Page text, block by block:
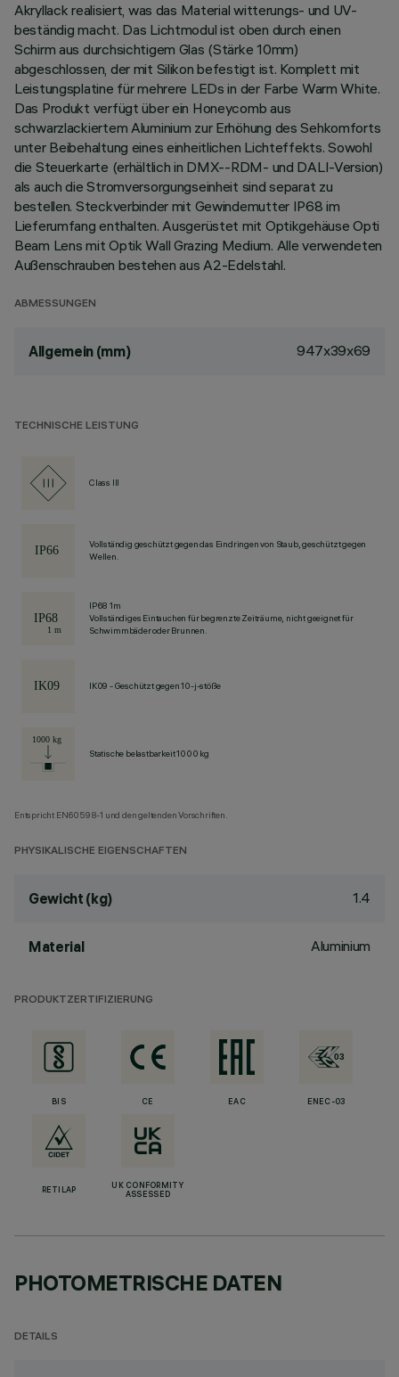
Akryllack realisiert, was das Material witterungs- und UV-
beständig macht. Das Lichtmodul ist oben durch einen
Schirm aus durchsichtigem Glas (Stärke 10mm)
abgeschlossen, der mit Silikon befestigt ist. Komplett mit
Leistungsplatine für mehrere LEDs in der Farbe Warm White.
Das Produkt verfügt über ein Honeycomb aus
schwarzlackiertem Aluminium zur Erhöhung des Sehkomforts
unter Beibehaltung eines einheitlichen Lichteffekts. Sowohl
die Steuerkarte (erhältlich in DMX--RDM- und DALI-Version)
als auch die Stromversorgungseinheit sind separat zu
bestellen. Steckverbinder mit Gewindemutter IP68 im
Lieferumfang enthalten. Ausgerüstet mit Optikgehäuse Opti
Beam Lens mit Optik Wall Grazing Medium. Alle verwendeten
Außenschrauben bestehen aus A2-Edelstahl.
ABMESSUNGEN
Allgemein (mm) 947x39x69
TECHNISCHE LEISTUNG
Class III
Vollständig geschützt gegen das Eindringen von Staub, geschützt gegen
Wellen.
IP68 1m
Vollständiges Eintauchen für begrenzte Zeiträume, nicht geeignet für
Schwimmbäder oder Brunnen.
IK09 - Geschützt gegen 10-j-stöße
Statische belastbarkeit 1000 kg
Entspricht EN60598-1 und den geltenden Vorschriften.
PHYSIKALISCHE EIGENSCHAFTEN
Gewicht (kg) 1.4
Material Aluminium
PRODUKTZERTIFIZIERUNG
BIS CE EAC ENEC-03
RETILAP
UK CONFORMITY
ASSESSED
PHOTOMETRISCHE DATEN
DETAILS